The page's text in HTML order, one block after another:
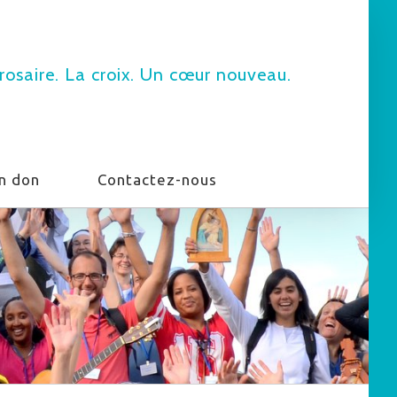
La croix. Un cœur nouveau.
don Contactez-nous